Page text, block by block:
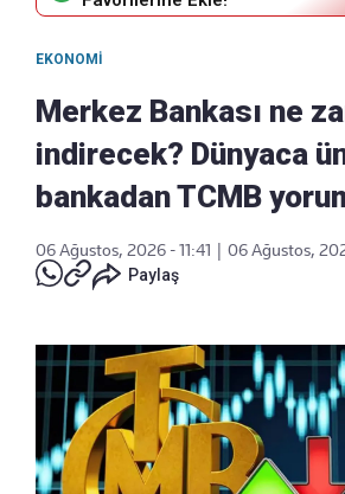
EKONOMI
Merkez Bankası ne
indirecek? Dünyaca
bankadan TCMB
06 Ağustos, 2026 - 11:41
06 Ağustos,
Paylaş